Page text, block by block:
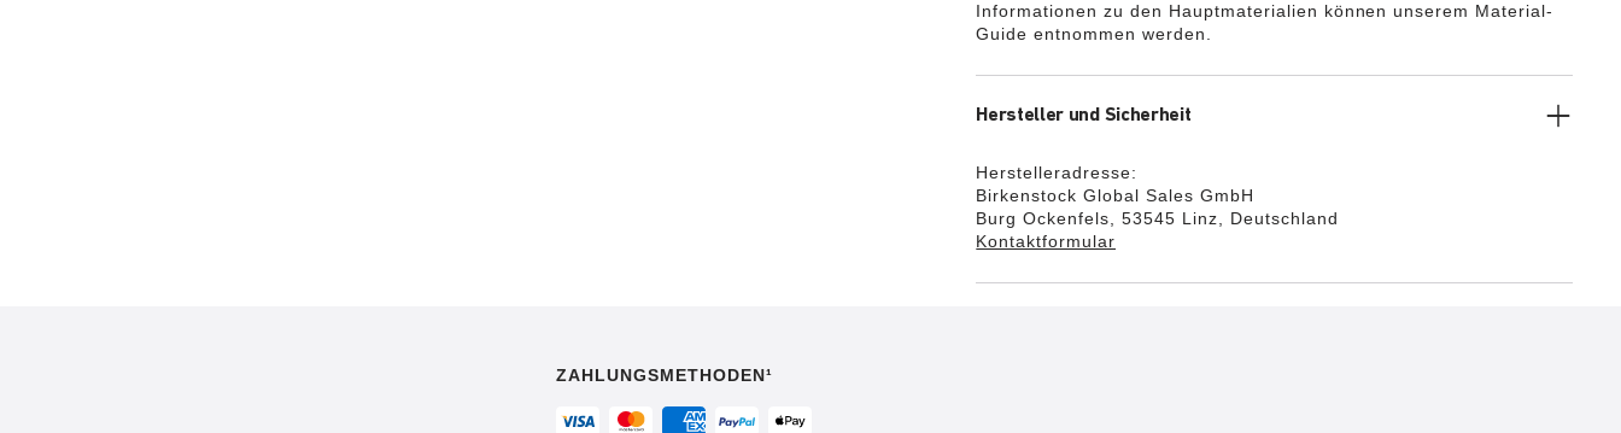
Informationen zu den Hauptmaterialien können unserem Material-
Guide entnommen werden.
Hersteller und Sicherheit
Herstelleradresse:
Birkenstock Global Sales GmbH
Burg Ockenfels, 53545 Linz, Deutschland
Kontaktformular
ZAHLUNGSMETHODEN¹